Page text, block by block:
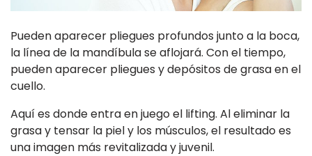
Pueden aparecer pliegues profundos junto a la boca,
la línea de la mandíbula se aflojará. Con el tiempo,
pueden aparecer pliegues y depósitos de grasa en el
cuello.
Aquí es donde entra en juego el lifting. Al eliminar la
grasa y tensar la piel y los músculos, el resultado es
una imagen más revitalizada y juvenil.